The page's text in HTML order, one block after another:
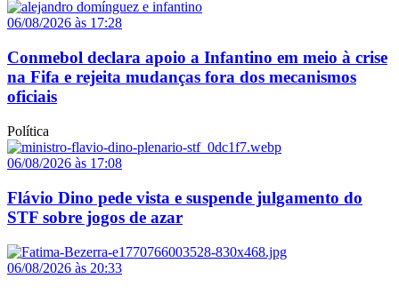
06/08/2026 às 17:28
Conmebol declara apoio a Infantino em meio à crise
na Fifa e rejeita mudanças fora dos mecanismos
oficiais
Política
06/08/2026 às 17:08
Flávio Dino pede vista e suspende julgamento do
STF sobre jogos de azar
06/08/2026 às 20:33